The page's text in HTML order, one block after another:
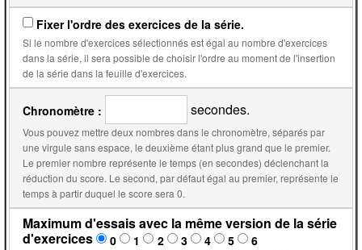
Fixer l'ordre des exercices de la série.
Si le nombre d'exercices sélectionnés est égal au nombre d'exercices
dans la série, il sera possible de choisir l'ordre au moment de l'insertion
de la série dans la feuille d'exercices.
Chronomètre : secondes.
Vous pouvez mettre deux nombres dans le chronomètre, séparés par
une virgule sans espace, le deuxième étant plus grand que le premier.
Le premier nombre représente le temps (en secondes) déclenchant la
réduction du score. Le second, par défaut égal au premier, représente le
temps à partir duquel le score sera 0.
Maximum d'essais avec la même version de la série
d'exercices
0 1 2 3 4 5 6